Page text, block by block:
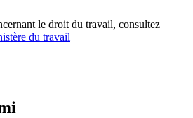
le droit du travail, consultez
du travail